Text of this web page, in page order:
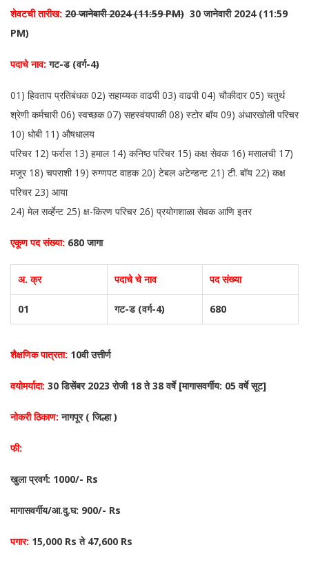
शेवटची तारीख: 20 जानेवारी 2024 (11:59 PM) 30 जानेवारी 2024 (11:59
PM)
पदाचे नाव: गट-ड (वर्ग-4)
01) हिवताप प्रतिबंधक 02) सहाय्यक वाढपी 03) वाढपी 04) चौकीदार 05) चतुर्थ
श्रेणी कर्मचारी 06) स्वच्छक 07) सहस्वंयपाकी 08) स्टोर बॉय 09) अंधारखोली परिचर
10) धोबी 11) औषधालय
परिचर 12) फर्रास 13) हमाल 14) कनिष्ठ परिचर 15) कक्ष सेवक 16) मसालची 17)
मजूर 18) चपराशी 19) रुग्णपट वाहक 20) टेबल अटेन्डन्ट 21) टी. बॉय 22) कक्ष
परिचर 23) आया
24) मेल सर्व्हेन्ट 25) क्ष-किरण परिचर 26) प्रयोगशाळा सेवक आणि इतर
एकूण पद संख्या: 680 जागा
अ. क्र पदाचे चे नाव पद संख्या
01 गट-ड (वर्ग-4) 680
शैक्षणिक पात्रता: 10वी उत्तीर्ण
वयोमर्यादा: 30 डिसेंबर 2023 रोजी 18 ते 38 वर्षे [मागासवर्गीय: 05 वर्षे सूट]
नोकरी ठिकाण: नागपूर ( जिल्हा )
फी:
खुला प्रवर्ग: 1000/- Rs
मागासवर्गीय/आ.दु.घ: 900/- Rs
पगार: 15,000 Rs ते 47,600 Rs